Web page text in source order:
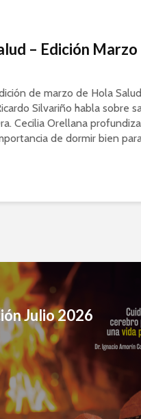
– Edición Marzo
de marzo de Hola
Silvariño habla sobre
Cecilia Orellana profundiza
de dormir bien
Julio 2026